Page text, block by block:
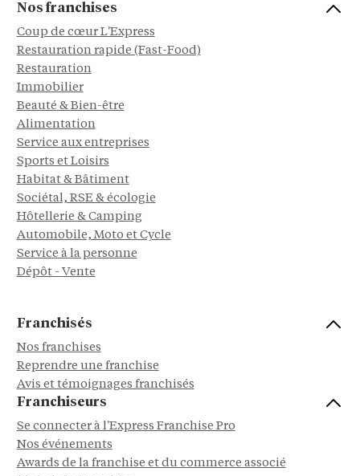
Nos franchises
Coup de cœur L'Express
Restauration rapide (Fast-Food)
Restauration
Immobilier
Beauté & Bien-être
Alimentation
Service aux entreprises
Sports et Loisirs
Habitat & Bâtiment
Sociétal, RSE & écologie
Hôtellerie & Camping
Automobile, Moto et Cycle
Service à la personne
Dépôt - Vente
Franchisés
Nos franchises
Reprendre une franchise
Avis et témoignages franchisés
Franchiseurs
Se connecter à l'Express Franchise Pro
Nos événements
Awards de la franchise et du commerce associé